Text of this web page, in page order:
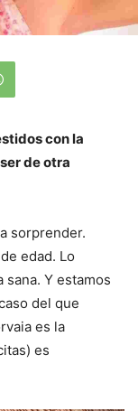
con la
de otra
sorprender.
edad. Lo
Y estamos
del que
es la
es